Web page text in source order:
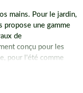
mains. Pour le jardin,
une gamme
de
conçu pour les
pour l'été comme
saura aussi